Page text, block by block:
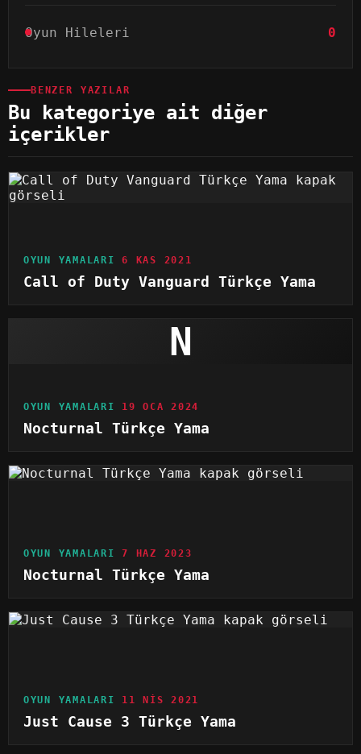
Oyun Hileleri 0
BENZER YAZILAR
Bu kategoriye ait diğer
içerikler
OYUN YAMALARI 6 KAS 2021
Call of Duty Vanguard Türkçe Yama
N
OYUN YAMALARI 19 OCA 2024
Nocturnal Türkçe Yama
OYUN YAMALARI 7 HAZ 2023
Nocturnal Türkçe Yama
OYUN YAMALARI 11 NIS 2021
Just Cause 3 Türkçe Yama